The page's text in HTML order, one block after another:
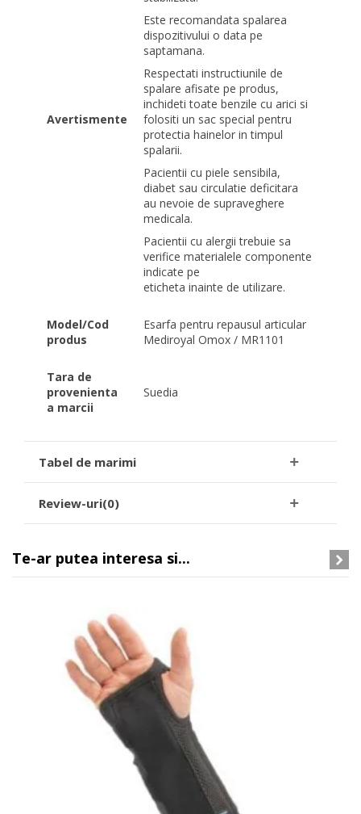
Avertismente
Este recomandata spalarea
dispozitivului o data pe
saptamana.
Respectati instructiunile de
spalare afisate pe produs,
inchideti toate benzile cu arici si
folositi un sac special pentru
protectia hainelor in timpul
spalarii.
Pacientii cu piele sensibila,
diabet sau circulatie deficitara
au nevoie de supraveghere
medicala.
Pacientii cu alergii trebuie sa
verifice materialele componente
indicate pe
eticheta inainte de utilizare.
Model/Cod
produs
Esarfa pentru repausul articular
Mediroyal Omox / MR1101
Tara de
provenienta
a marcii
Suedia
Tabel de marimi
Review-uri(0)
Te-ar putea interesa si...